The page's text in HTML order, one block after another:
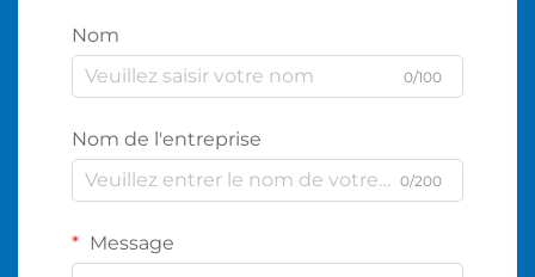
Nom
0/100
Nom de l'entreprise
0/200
Message